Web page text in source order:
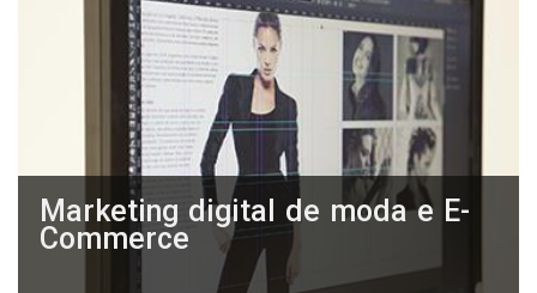
Marketing digital de moda e E-
Commerce